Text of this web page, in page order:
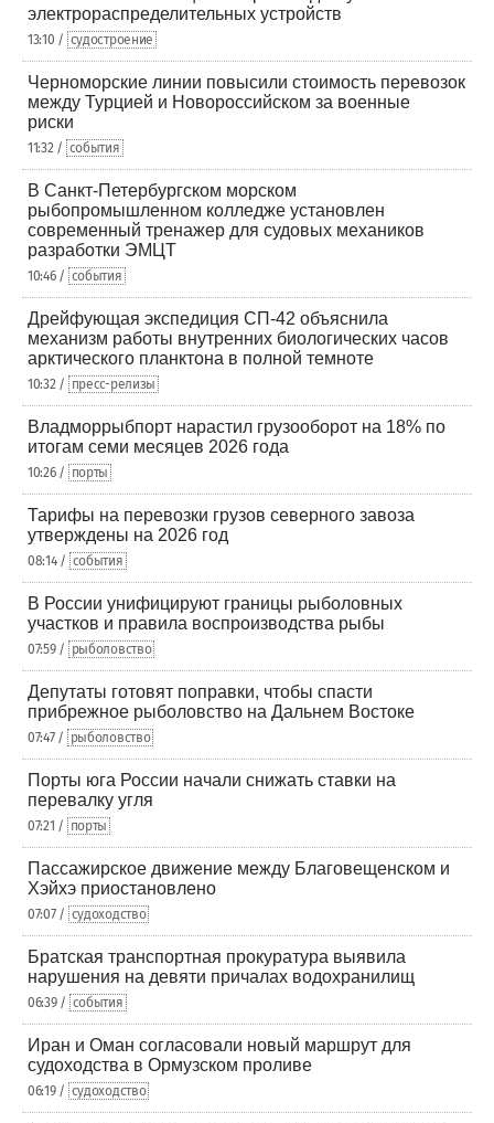
электрораспределительных устройств
13:10 / судостроение
Черноморские линии повысили стоимость перевозок
между Турцией и Новороссийском за военные
риски
11:32 / события
В Санкт-Петербургском морском
рыбопромышленном колледже установлен
современный тренажер для судовых механиков
разработки ЭМЦТ
10:46 / события
Дрейфующая экспедиция СП-42 объяснила
механизм работы внутренних биологических часов
арктического планктона в полной темноте
10:32 / пресс-релизы
Владморрыбпорт нарастил грузооборот на 18% по
итогам семи месяцев 2026 года
10:26 / порты
Тарифы на перевозки грузов северного завоза
утверждены на 2026 год
08:14 / события
В России унифицируют границы рыболовных
участков и правила воспроизводства рыбы
07:59 / рыболовство
Депутаты готовят поправки, чтобы спасти
прибрежное рыболовство на Дальнем Востоке
07:47 / рыболовство
Порты юга России начали снижать ставки на
перевалку угля
07:21 / порты
Пассажирское движение между Благовещенском и
Хэйхэ приостановлено
07:07 / судоходство
Братская транспортная прокуратура выявила
нарушения на девяти причалах водохранилищ
06:39 / события
Иран и Оман согласовали новый маршрут для
судоходства в Ормузском проливе
06:19 / судоходство